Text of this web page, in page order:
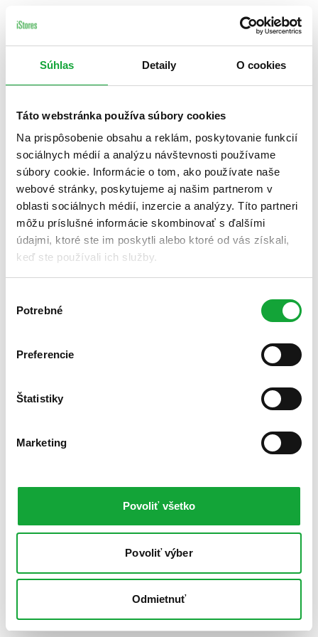
Súhlas Detaily O cookies
Táto webstránka používa súbory cookies
Na prispôsobenie obsahu a reklám, poskytovanie funkcií
sociálnych médií a analýzu návštevnosti používame
súbory cookie. Informácie o tom, ako používate naše
webové stránky, poskytujeme aj našim partnerom v
oblasti sociálnych médií, inzercie a analýzy. Títo partneri
môžu príslušné informácie skombinovať s ďalšími
údajmi, ktoré ste im poskytli alebo ktoré od vás získali,
keď ste používali ich služby.
súhlasu
Potrebné
Preferencie
Štatistiky
Marketing
Povoliť všetko
Povoliť výber
Odmietnuť